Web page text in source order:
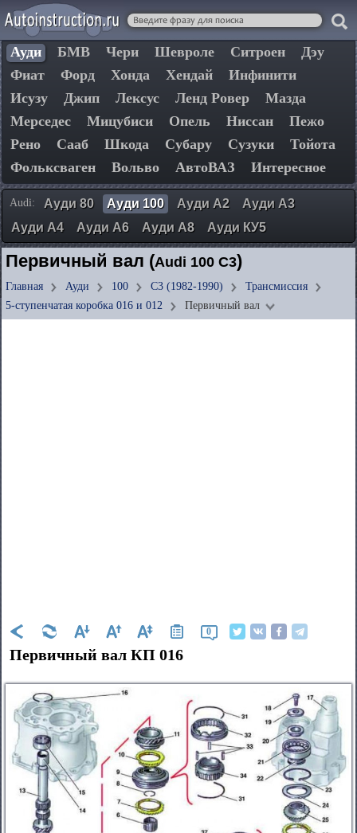
Ауди БМВ Чери Шевроле Ситроен
Дэу
Фиат
Форд Хонда Хендай
Инфинити
Исузу
Джип Лексус Ленд Ровер
Мазда
Мерседес
Мицубиси Опель Ниссан
Пежо
Рено
Сааб Шкода Субару Сузуки
Тойота
Фольксваген
Вольво АвтоВАЗ Интересное
Audi: Ауди 80 Ауди 100 Ауди А2
Ауди А3
Ауди А4
Ауди А6 Ауди А8 Ауди КУ5
Первичный вал (Audi 100 C3)
Главная Ауди 100 C3 (1982-1990)
Трансмиссия
5-ступенчатая коробка 016 и 012
Первичный вал
0
Первичный вал КП 016